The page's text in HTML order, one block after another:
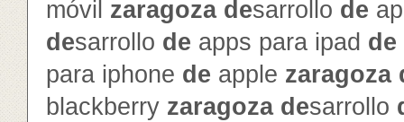
móvil zaragoza desarrollo de
desarrollo de apps para ipad de
para iphone de apple zaragoza
blackberry zaragoza desarrollo